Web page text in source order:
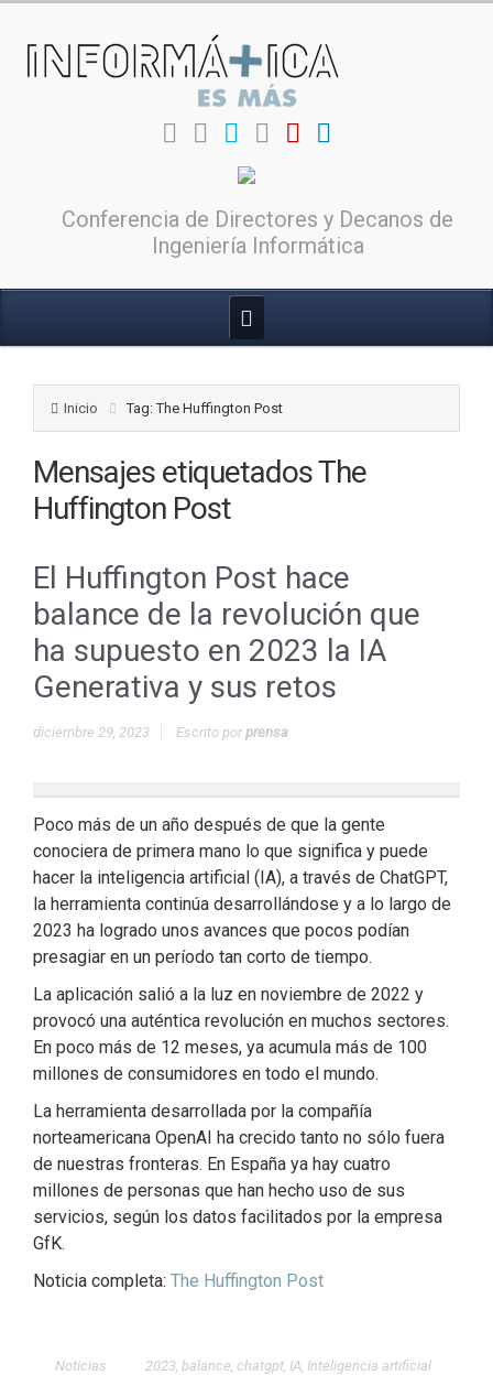
Conferencia de Directores y Decanos de
Ingeniería Informática
Inicio Tag: The Huffington Post
Mensajes etiquetadosThe
Huffington Post
El Huffington Post hace
balance de la revolución que
ha supuesto en 2023 la IA
Generativa y sus retos
diciembre 29, 2023 Escrito porprensa
Poco más de un año después de que la gente
conociera de primera mano lo que significa y puede
hacer la inteligencia artificial (IA), a través de ChatGPT,
la herramienta continúa desarrollándose y a lo largo de
2023 ha logrado unos avances que pocos podían
presagiar en un período tan corto de tiempo.
La aplicación salió a la luz en noviembre de 2022 y
provocó una auténtica revolución en muchos sectores.
En poco más de 12 meses, ya acumula más de 100
millones de consumidores en todo el mundo.
La herramienta desarrollada por la compañía
norteamericana OpenAI ha crecido tanto no sólo fuera
de nuestras fronteras. En España ya hay cuatro
millones de personas que han hecho uso de sus
servicios, según los datos facilitados por la empresa
GfK.
Noticia completa: The Huffington Post
Noticias 2023, balance, chatgpt, IA, Inteligencia artificial